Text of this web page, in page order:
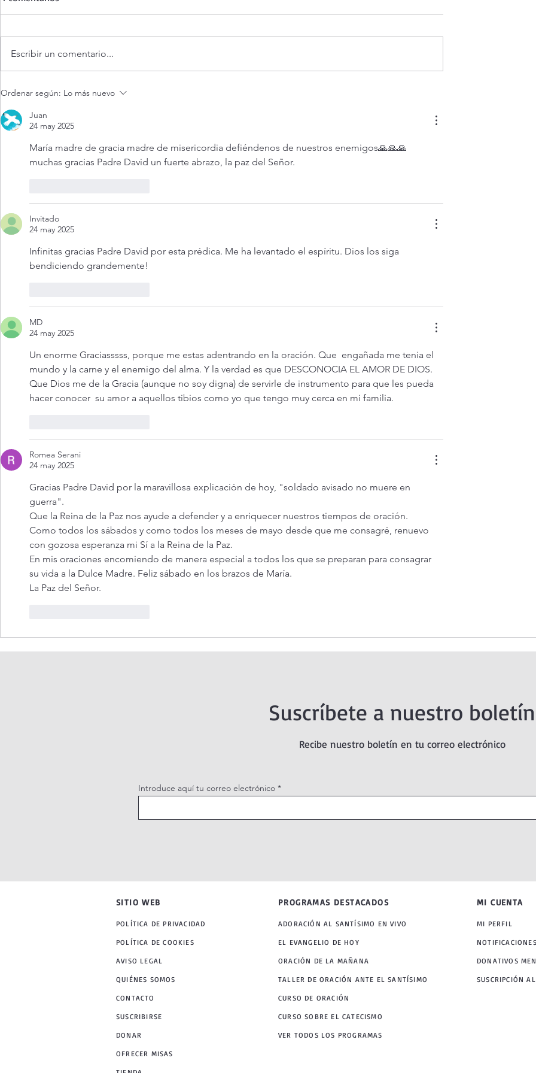
¿Es posible vivir siempre feliz?
Escribir un comentario...
Ordenar según: Lo más nuevo
Juan
24 may 2025
María madre de gracia madre de misericordia defiéndenos de nuestros enemigos🙏🙏🙏
muchas gracias Padre David un fuerte abrazo, la paz del Señor.
Invitado
24 may 2025
Infinitas gracias Padre David por esta prédica. Me ha levantado el espíritu. Dios los siga
bendiciendo grandemente!
MD
24 may 2025
Un enorme Graciasssss, porque me estas adentrando en la oración. Que  engañada me tenia el
mundo y la carne y el enemigo del alma. Y la verdad es que DESCONOCIA EL AMOR DE DIOS.
Que Dios me de la Gracia (aunque no soy digna) de servirle de instrumento para que les pueda
hacer conocer  su amor a aquellos tibios como yo que tengo muy cerca en mi familia.
Romea Serani
24 may 2025
Gracias Padre David por la maravillosa explicación de hoy, "soldado avisado no muere en
guerra".
Que la Reina de la Paz nos ayude a defender y a enriquecer nuestros tiempos de oración.
Como todos los sábados y como todos los meses de mayo desde que me consagré, renuevo
con gozosa esperanza mi Sí a la Reina de la Paz.
En mis oraciones encomiendo de manera especial a todos los que se preparan para consagrar
su vida a la Dulce Madre. Feliz sábado en los brazos de María.
La Paz del Señor.
Suscríbete a nuestro boletín
Recibe nuestro boletín en tu correo electrónico
Introduce aquí tu correo electrónico
SITIO WEB
POLÍTICA DE PRIVACIDAD
POLÍTICA DE COOKIES
AVISO LEGAL
QUIÉNES SOMOS
CONTACTO
SUSCRIBIRSE
DONAR
PROGRAMAS DESTACADOS
ADORACIÓN AL SANTÍSIMO EN VIVO
EL EVANGELIO DE HOY
ORACIÓN DE LA MAÑANA
TALLER DE ORACIÓN ANTE EL SANTÍSIMO
MI CUENTA
MI PERFIL
NOTIFICACIONES
DONATIVOS
SUSCRIPCIÓN
CURSO DE ORACIÓN
CURSO SOBRE EL CATECISMO
VER TODOS LOS PROGRAMAS
OFRECER MISAS